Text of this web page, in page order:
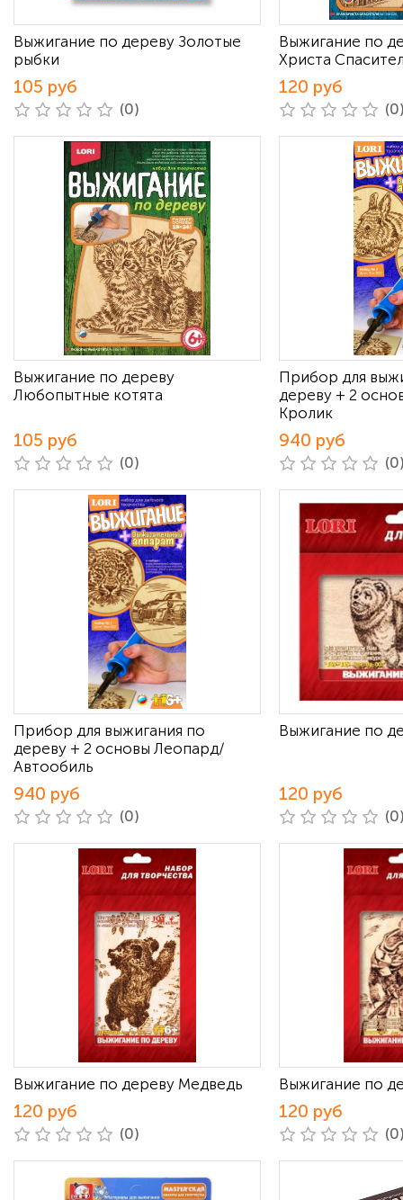
Выжигание по дереву Золотые
рыбки
105 руб
(0)
Выжигание по
Христа
120 руб
Выжигание по дереву
Любопытные котята
105 руб
(0)
Прибор для
дереву + 2
Кролик
940 руб
Прибор для выжигания по
дереву + 2 основы Леопард/
Автообиль
940 руб
(0)
Выжигание по
120 руб
Выжигание по дереву Медведь
120 руб
(0)
Выжигание по
120 руб